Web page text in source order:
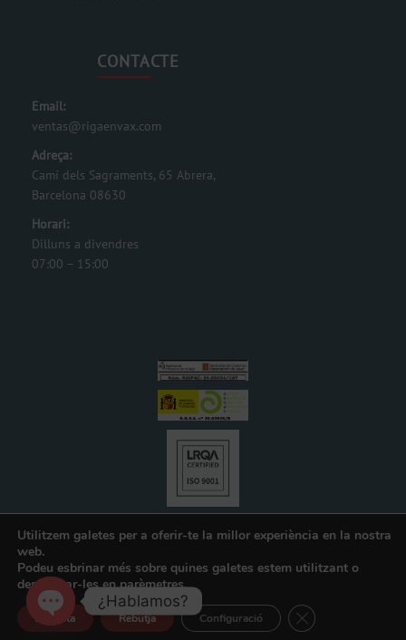
CONTACTE
Email:
ventas@rigaenvax.com
Adreça:
Camí dels Sagraments, 65 Abrera,
Barcelona 08630
Horari:
Dilluns a divendres
07:00 – 15:00
Mantenimiento SEO y SEM realizado poricomunicat
Utilitzem galetes per a oferir-te la millor experiència en la nostra
web.
Podeu esbrinar més sobre quines galetes estem utilitzant o
desactivar-les enparèmetres.
Accepta Rebutja Configuració Tanca el bàner de
¿Hablamos?
Open